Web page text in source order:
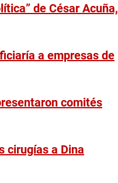
de César Acuña,
a empresas de
comités
cirugías a Dina